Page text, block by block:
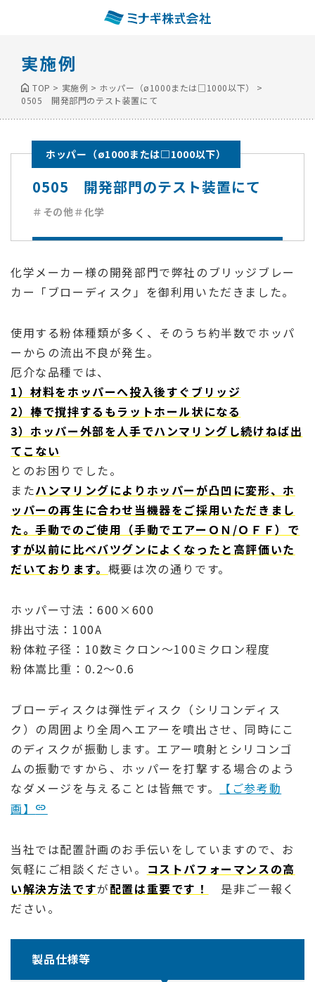
実施例
TOP > 実施例 > ホッパー（ø1000または□1000以下）
>
0505 開発部門のテスト装置にて
ホッパー（ø1000または□1000以下）
0505 開発部門のテスト装置にて
＃その他＃化学
化学メーカー様の開発部門で弊社のブリッジブレー
カー「ブローディスク」を御利用いただきました。
使用する粉体種類が多く、そのうち約半数でホッパ
ーからの流出不良が発生。
厄介な品種では、
1）材料をホッパーへ投入後すぐブリッジ
2）棒で撹拌するもラットホール状になる
3）ホッパー外部を人手でハンマリングし続けねば出
てこない
とのお困りでした。
またハンマリングによりホッパーが凸凹に変形、ホ
ッパーの再生に合わせ当機器をご採用いただきまし
た。手動でのご使用（手動でエアーＯＮ/ＯＦＦ）で
すが以前に比べバツグンによくなったと高評価いた
だいております。 概要は次の通りです。
ホッパー寸法：600×600
排出寸法：100A
粉体粒子径：10数ミクロン～100ミクロン程度
粉体嵩比重：0.2～0.6
ブローディスクは弾性ディスク（シリコンディス
ク）の周囲より全周へエアーを噴出させ、同時にこ
のディスクが振動します。エアー噴射とシリコンゴ
ムの振動ですから、ホッパーを打撃する場合のよう
なダメージを与えることは皆無です。
【ご参考動
画】
当社では配置計画のお手伝いをしていますので、お
気軽にご相談ください。 コストパフォーマンスの高
い解決方法ですが配置は重要です！
是非ご一報く
ださい。
製品仕様等